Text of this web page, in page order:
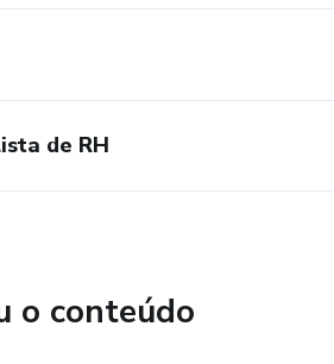
de RH
o conteúdo